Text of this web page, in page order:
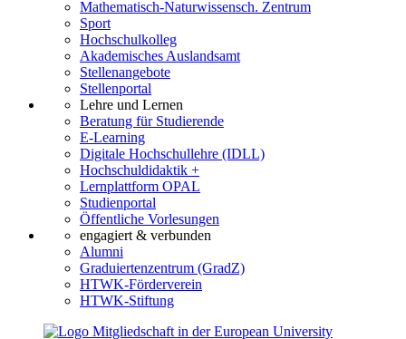
Mathematisch-Naturwissensch. Zentrum
Sport
Hochschulkolleg
Akademisches Auslandsamt
Stellenangebote
Stellenportal
Lehre und Lernen
Beratung für Studierende
E-Learning
Digitale Hochschullehre (IDLL)
Hochschuldidaktik +
Lernplattform OPAL
Studienportal
Öffentliche Vorlesungen
engagiert & verbunden
Alumni
Graduiertenzentrum (GradZ)
HTWK-Förderverein
HTWK-Stiftung